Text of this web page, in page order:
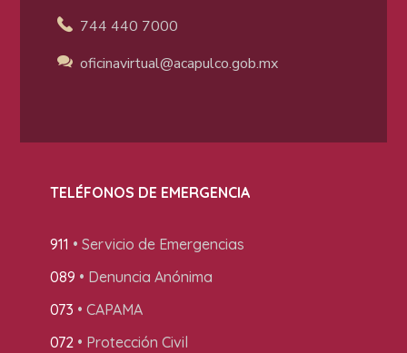
744 440 7000
oficinavirtual@acapulco.gob.mx
TELÉFONOS DE EMERGENCIA
911 • Servicio de Emergencias
089 • Denuncia Anónima
073 • CAPAMA
072• Protección Civil